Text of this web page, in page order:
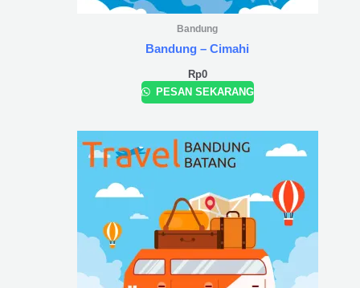
Bandung
Bandung – Cimahi
Rp0
PESAN SEKARANG